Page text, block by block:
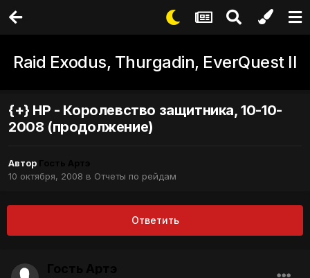
Raid Exodus, Thurgadin, EverQuest II
{+} НР - Королевство защитника, 10-10-
2008 (продолжение)
Автор
10 октября, 2008 в Отчеты по рейдам
Ответить